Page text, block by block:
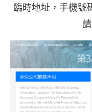
臨時地址，手機號